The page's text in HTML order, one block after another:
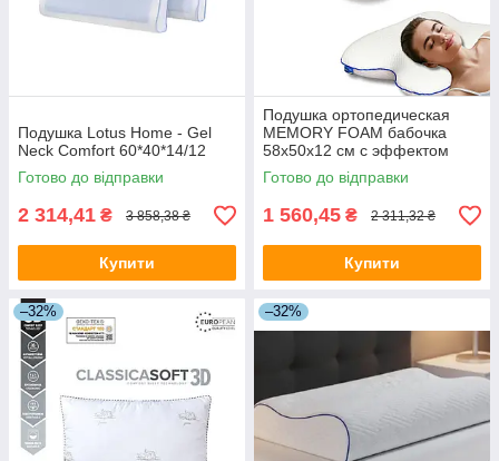
Подушка Lotus Home - Gel
Neck Comfort 60*40*14/12
Готово до відправки
2 314,41 ₴ 3 858,38 ₴
Купити
Подушка ортопедическая
MEMORY FOAM бабочка
58х50х12 см с эффектом
памяти
Готово до відправки
1 560,45 ₴ 2 311,32 ₴
Купити
–32% –32%